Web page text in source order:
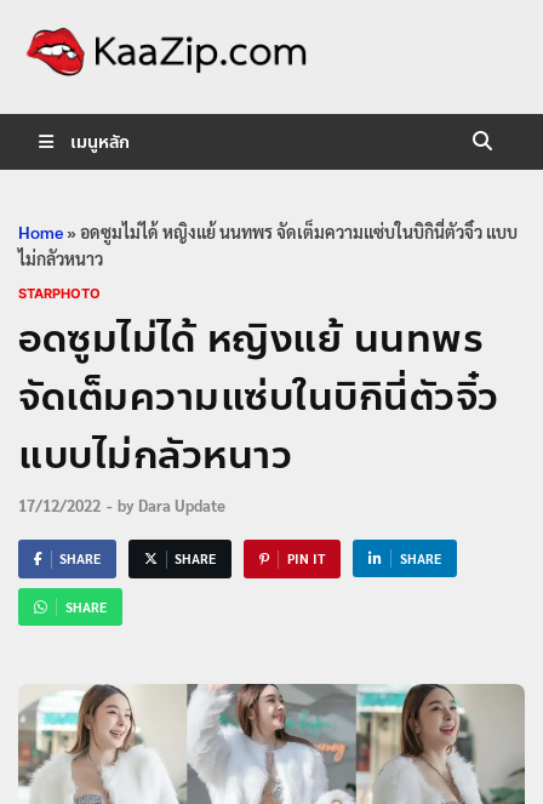
เมนูหลัก
Home»อดซูมไม่ได้ หญิงแย้ นนทพร จัดเต็มความแซ่บในบิกินี่ตัวจิ๋ว แบบ
ไม่กลัวหนาว
STARPHOTO
อดซูมไม่ได้ หญิงแย้ นนทพร
จัดเต็มความแซ่บในบิกินี่ตัวจิ๋ว
แบบไม่กลัวหนาว
17/12/2022 - by Dara Update
SHARE SHARE PIN IT SHARE
SHARE